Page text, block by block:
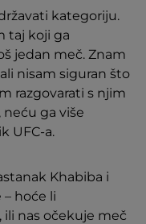
kategoriju.
taj koji ga
jedan meč. Znam
nisam siguran što
razgovarati s njim
ga više
UFC-a.
Khabiba i
hoće li
ili nas očekuje meč